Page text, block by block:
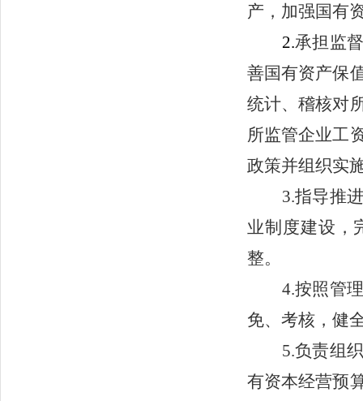
产，加强国有
2.承担监
善国有资产保
统计、稽核对
所监管企业工
政策并组织实
3.指导推
业制度建设，
整。
4.按照管
免、考核，健
5.负责组
有资本经营预